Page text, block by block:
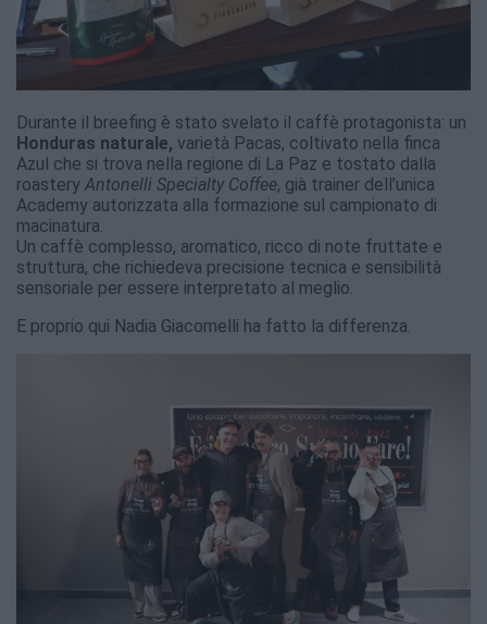
Durante il breefing è stato svelato il caffè protagonista: un
Honduras naturale, varietà Pacas, coltivato nella finca
Azul che si trova nella regione di La Paz e tostato dalla
roastery Antonelli Specialty Coffee, già trainer dell’unica
Academy autorizzata alla formazione sul campionato di
macinatura.
Un caffè complesso, aromatico, ricco di note fruttate e
struttura, che richiedeva precisione tecnica e sensibilità
sensoriale per essere interpretato al meglio.
E proprio qui Nadia Giacomelli ha fatto la differenza.